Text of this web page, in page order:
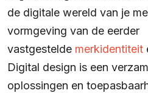
de digitale wereld van je
vormgeving van de eerder
vastgestelde merkidentiteit
Digital design is een
oplossingen en